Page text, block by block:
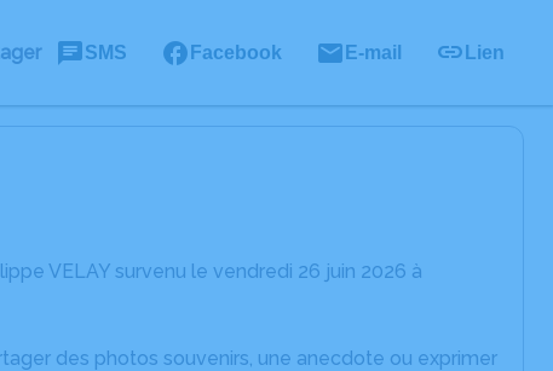
SMS Facebook E-mail Lien
VELAY survenu le vendredi 26 juin 2026 à
des photos souvenirs, une anecdote ou exprimer